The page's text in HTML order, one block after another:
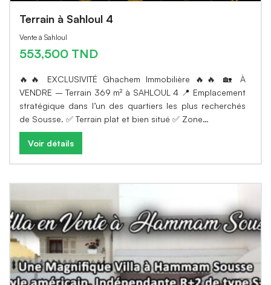
Terrain à Sahloul 4
Vente à Sahloul
553,500 TND
🔥🔥 EXCLUSIVITÉ Ghachem Immobilière 🔥🔥 🏡 À
VENDRE – Terrain 369 m² à SAHLOUL 4 📍 Emplacement
stratégique dans l’un des quartiers les plus recherchés
de Sousse. ✅ Terrain plat et bien situé ✅ Zone…
Voir détails